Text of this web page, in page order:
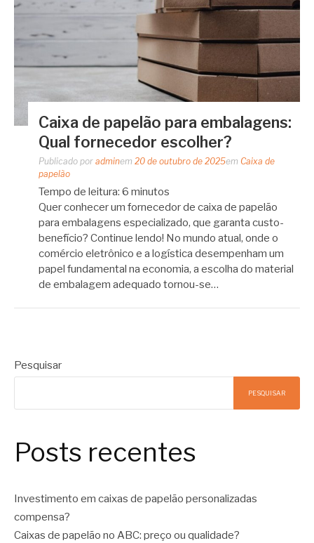
Caixa de papelão para embalagens:
Qual fornecedor escolher?
Publicado por adminem 20 de outubro de 2025em Caixa de
papelão
Tempo de leitura: 6 minutos
Quer conhecer um fornecedor de caixa de papelão
para embalagens especializado, que garanta custo-
benefício? Continue lendo! No mundo atual, onde o
comércio eletrônico e a logística desempenham um
papel fundamental na economia, a escolha do material
de embalagem adequado tornou-se…
Pesquisar
PESQUISAR
Posts recentes
Investimento em caixas de papelão personalizadas
compensa?
Caixas de papelão no ABC: preço ou qualidade?